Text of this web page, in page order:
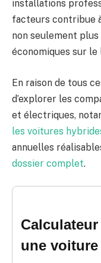
installations
facteurs contribue
non seulement plus
économiques sur
En raison de tous
d’explorer les
et électriques,
les voitures
annuelles
dossier complet.
une